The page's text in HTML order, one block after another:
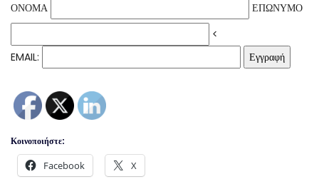
ΟΝΟΜΑ
ΕΠΩΝΥΜΟ
<
EMAIL:
Κοινοποιήστε:
Facebook X